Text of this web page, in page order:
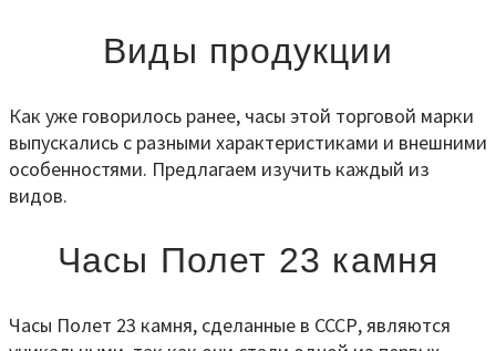
Виды продукции
Как уже говорилось ранее, часы этой торговой марки
выпускались с разными характеристиками и внешними
особенностями. Предлагаем изучить каждый из
видов.
Часы Полет 23 камня
Часы Полет 23 камня, сделанные в СССР, являются